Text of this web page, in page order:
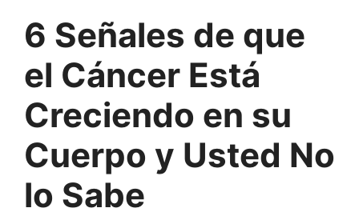
6 Señales de que
el Cáncer Está
Creciendo en su
Cuerpo y Usted No
lo Sabe